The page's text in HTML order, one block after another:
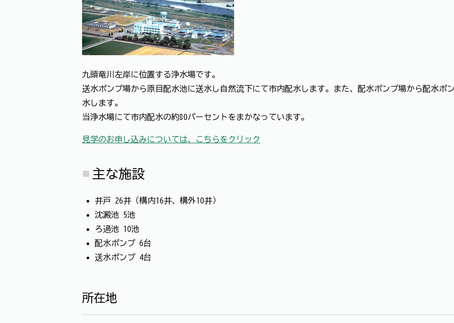
九頭竜川左岸に位置する浄水場です。
送水ポンプ場から原目配水池に送水し自然流下にて市内配水します。また、配水ポンプ場から配水ポ
水します。
当浄水場にて市内配水の約80パーセントをまかなっています。
見学のお申し込みについては、こちらをクリック
主な施設
井戸 26井（構内16井、構外10井）
沈澱池 5池
ろ過池 10池
配水ポンプ 6台
送水ポンプ 4台
所在地